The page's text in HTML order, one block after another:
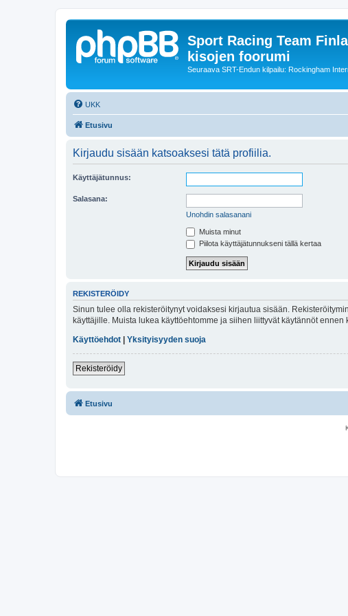
Sport Racing Team
kisojen foorumi
Seuraava SRT-Endun kilpailu: Rockingham
UKK
Etusivu
Kirjaudu sisään katsoaksesi tätä profiilia.
Käyttäjätunnus:
Salasana:
Unohdin salasanani
Muista minut
Piilota käyttäjätunnukseni tällä kertaa
REKISTERÖIDY
Sinun tulee olla rekisteröitynyt voidaksesi kirjautua sisään.
käyttäjille. Muista lukea käyttöehtomme ja siihen liittyvät käytännöt
Käyttöehdot
Yksityisyyden suoja
Rekisteröidy
Etusivu